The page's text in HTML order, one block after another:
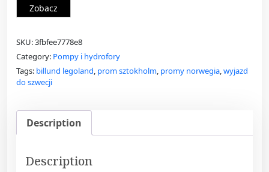
Zobacz
SKU:3fbfee7778e8
Category: Pompy i hydrofory
Tags: billund legoland, prom sztokholm, promy norwegia,wyjazd
do szwecji
Description
Description